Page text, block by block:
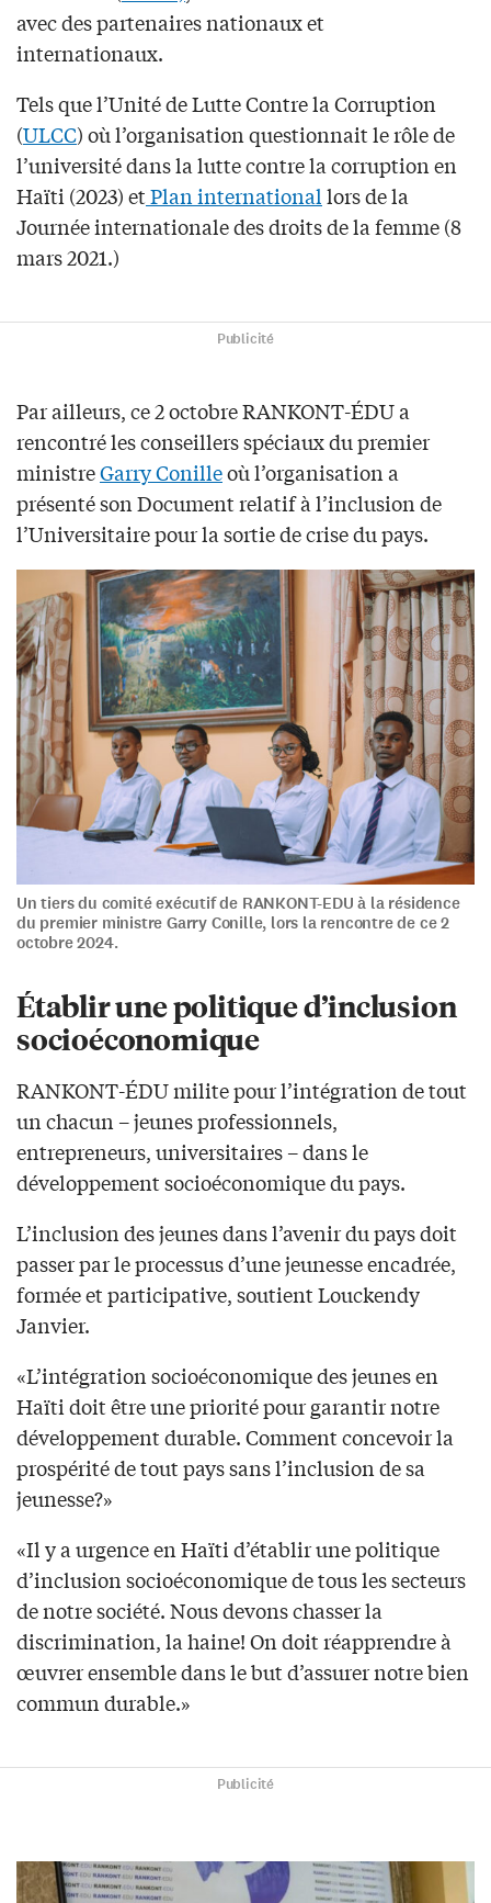
avec des partenaires nationaux et
internationaux.
Tels que l’Unité de Lutte Contre la Corruption
(ULCC) où l’organisation questionnait le rôle de
l’université dans la lutte contre la corruption en
Haïti (2023) etPlan internationallors de la
Journée internationale des droits de la femme (8
mars 2021.)
Publicité
Par ailleurs, ce 2 octobre RANKONT-ÉDU a
rencontré les conseillers spéciaux du premier
ministreGarry Conilleoù l’organisation a
présenté son Document relatif à l’inclusion de
l’Universitaire pour la sortie de crise du pays.
Un tiers du comité exécutif de RANKONT-EDU à la résidence
du premier ministre Garry Conille, lors la rencontre de ce 2
octobre 2024.
Établir une politique d’inclusion
socioéconomique
RANKONT-ÉDU milite pour l’intégration de tout
un chacun – jeunes professionnels,
entrepreneurs, universitaires – dans le
développement socioéconomique du pays.
L’inclusion des jeunes dans l’avenir du pays doit
passer par le processus d’une jeunesse encadrée,
formée et participative, soutient Louckendy
Janvier.
«L’intégration socioéconomique des jeunes en
Haïti doit être une priorité pour garantir notre
développement durable. Comment concevoir la
prospérité de tout pays sans l’inclusion de sa
jeunesse?»
«Il y a urgence en Haïti d’établir une politique
d’inclusion socioéconomique de tous les secteurs
de notre société. Nous devons chasser la
discrimination, la haine! On doit réapprendre à
œuvrer ensemble dans le but d’assurer notre bien
commun durable.»
Publicité